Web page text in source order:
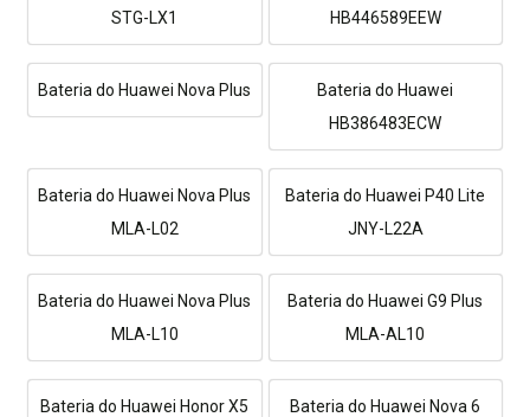
STG-LX1
HB446589EEW
Bateria do Huawei Nova Plus
Bateria do Huawei
HB386483ECW
Bateria do Huawei Nova Plus
MLA-L02
Bateria do Huawei P40 Lite
JNY-L22A
Bateria do Huawei Nova Plus
MLA-L10
Bateria do Huawei G9 Plus
MLA-AL10
Bateria do Huawei Honor X5
Bateria do Huawei Nova 6